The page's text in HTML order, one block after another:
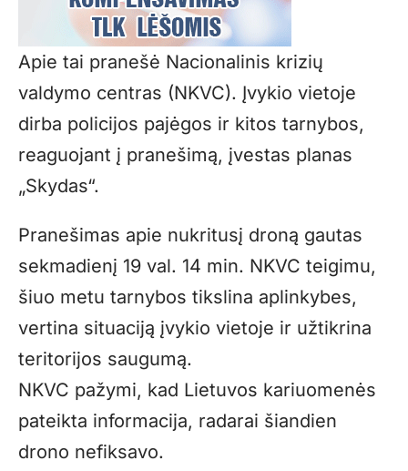
Apie tai pranešė Nacionalinis krizių
valdymo centras (NKVC). Įvykio vietoje
dirba policijos pajėgos ir kitos tarnybos,
reaguojant į pranešimą, įvestas planas
„Skydas“.
Pranešimas apie nukritusį droną gautas
sekmadienį 19 val. 14 min. NKVC teigimu,
šiuo metu tarnybos tikslina aplinkybes,
vertina situaciją įvykio vietoje ir užtikrina
teritorijos saugumą.
NKVC pažymi, kad Lietuvos kariuomenės
pateikta informacija, radarai šiandien
drono nefiksavo.